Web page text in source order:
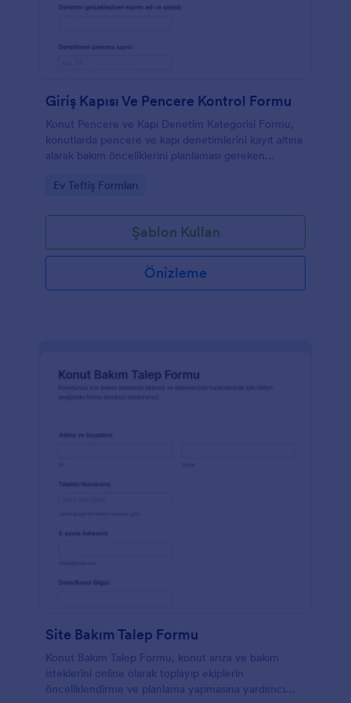
Giriş Kapısı Ve Pencere Kontrol Formu
Konut Pencere ve Kapı Denetim Kategorisi Formu,
konutlarda pencere ve kapı denetimlerini kayıt altına
alarak bakım önceliklerini planlaması gereken
sürecini kolaylaştırır.
Go to Category:
Ev Teftiş Formları
Şablon Kullan
Önizleme
Site Bakım Talep Formu
Konut Bakım Talep Formu, konut arıza ve bakım
isteklerini online olarak toplayıp ekiplerin
önceliklendirme ve planlama yapmasına yardımcı